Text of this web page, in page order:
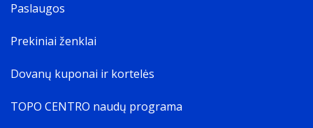
Paslaugos
Prekiniai ženklai
Dovanų kuponai ir kortelės
TOPO CENTRO naudų programa